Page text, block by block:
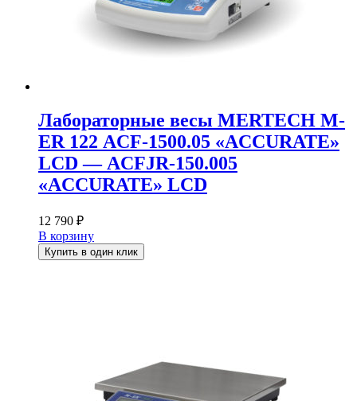
Лабораторные весы MERTECH M-
ER 122 АCF-1500.05 «ACCURATE»
LСD — АCFJR-150.005
«ACCURATE» LСD
12 790 ₽
В корзину
Купить в один клик